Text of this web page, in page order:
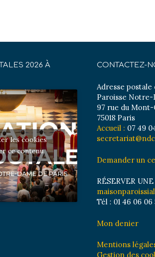
2026 À
les cookies
ce contenu
CONTACTEZ-
Adresse
Paroisse
97 rue du
75018 Paris
Accueil : 07 49
Demander un
RÉSERVER
Tél : 01 46 06 06
Mon denier
Mentions
Gestion des